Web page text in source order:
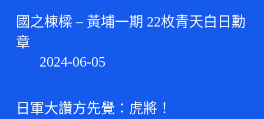
國之棟樑 – 黃埔一期 22枚青天白日勳
章
2024-06-05
日軍大讚方先覺：虎將！